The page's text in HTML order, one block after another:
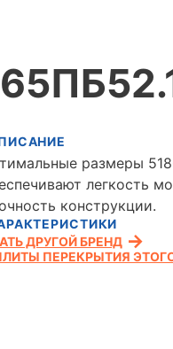
размеры
легкость
конструкции.
ДРУГОЙ БРЕНД
ПЕРЕКРЫТИЯ